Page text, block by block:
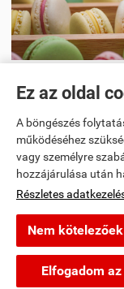
Ez az oldal
A böngészés
működéséhez
vagy személyre
hozzájárulása után
Részletes
Nem
Elfogadom
Receptkönyv e-
Videó
Spanyoltanulás